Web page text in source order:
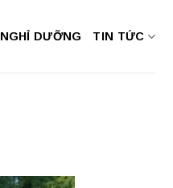
NGHỈ DƯỠNG TIN TỨC